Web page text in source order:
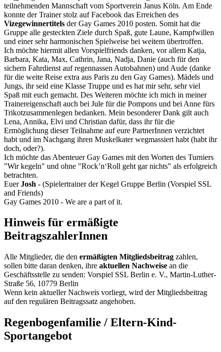
teilnehmenden Mannschaft vom Sportverein Janus Köln. Am Ende
konnte der Trainer stolz auf Facebook das Erreichen des
Vizegewinnertitels der Gay Games 2010 posten. Somit hat die
Gruppe alle gesteckten Ziele durch Spaß, gute Laune, Kampfwillen
und einer sehr harmonischen Spielweise bei weitem übertroffen.
Ich möchte hiermit allen Vorspielfriends danken, vor allem Katja,
Barbara, Kata, Max, Cathrin, Jana, Nadja, Danie (auch für den
sichern Fahrdienst auf regennassen Autobahnen) und Aude (danke
für die weite Reise extra aus Paris zu den Gay Games). Mädels und
Jungs, ihr seid eine Klasse Truppe und es hat mir sehr, sehr viel
Spaß mit euch gemacht. Des Weiteren möchte ich mich in meiner
Trainereigenschaft auch bei Jule für die Pompons und bei Anne fürs
Trikotzusammenlegen bedanken. Mein besonderer Dank gilt auch
Lena, Annika, Elvi und Christian dafür, dass ihr für die
Ermöglichung dieser Teilnahme auf eure PartnerInnen verzichtet
habt und im Nachgang ihren Muskelkater wegmassiert habt (habt ihr
doch, oder?).
Ich möchte das Abenteuer Gay Games mit den Worten des Turniers
"Wir kegeln" und ohne "Rock’n‘Roll geht gar nichts" als erfolgreich
betrachten.
EuerJosh - (Spielertrainer der Kegel Gruppe Berlin (Vorspiel SSL
and Friends)
Gay Games 2010 - We are a part of it.
Hinweis für ermäßigte
BeitragszahlerInnen
Alle Mitglieder, die den ermäßigten Mitgliedsbeitrag zahlen,
sollen bitte daran denken, ihre aktuellen Nachweise an die
Geschäftsstelle zu senden: Vorspiel SSL Berlin e. V., Martin-Luther-
Straße 56, 10779 Berlin
Wenn kein aktueller Nachweis vorliegt, wird der Mitgliedsbeitrag
auf den regulären Beitragssatz angehoben.
Regenbogenfamilie / Eltern-Kind-
Sportangebot